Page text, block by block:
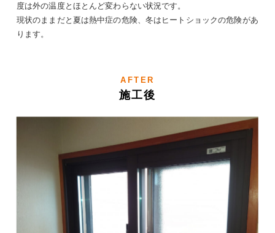
度は外の温度とほとんど変わらない状況です。
現状のままだと夏は熱中症の危険、冬はヒートショックの危険があ
ります。
AFTER
施工後